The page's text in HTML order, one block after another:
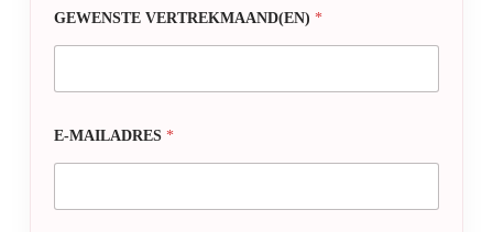
GEWENSTE VERTREKMAAND(EN)*
E-MAILADRES*